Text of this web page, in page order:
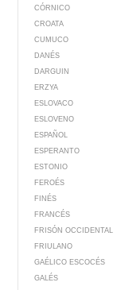
CÓRNICO
CROATA
CUMUCO
DANÉS
DARGUIN
ERZYA
ESLOVACO
ESLOVENO
ESPAÑOL
ESPERANTO
ESTONIO
FEROÉS
FINÉS
FRANCÉS
FRISÓN OCCIDENTAL
FRIULANO
GAÉLICO ESCOCÉS
GALÉS